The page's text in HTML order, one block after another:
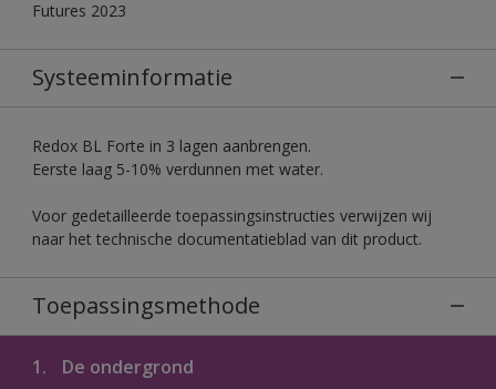
Futures 2023
Systeeminformatie
Redox BL Forte in 3 lagen aanbrengen.
Eerste laag 5-10% verdunnen met water.
Voor gedetailleerde toepassingsinstructies verwijzen wij
naar het technische documentatieblad van dit product.
Toepassingsmethode
1. De ondergrond